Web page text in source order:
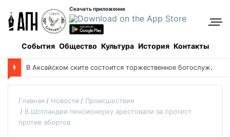
Скачать приложение
События Общество Культура История Контакты
ВАксайском ските состоится торжественное богослужение в память о святых Серафиме и Феогносте
Главная Новости
Происшествия
В Шотландии пенсионерку арестовали за протест
против абортов